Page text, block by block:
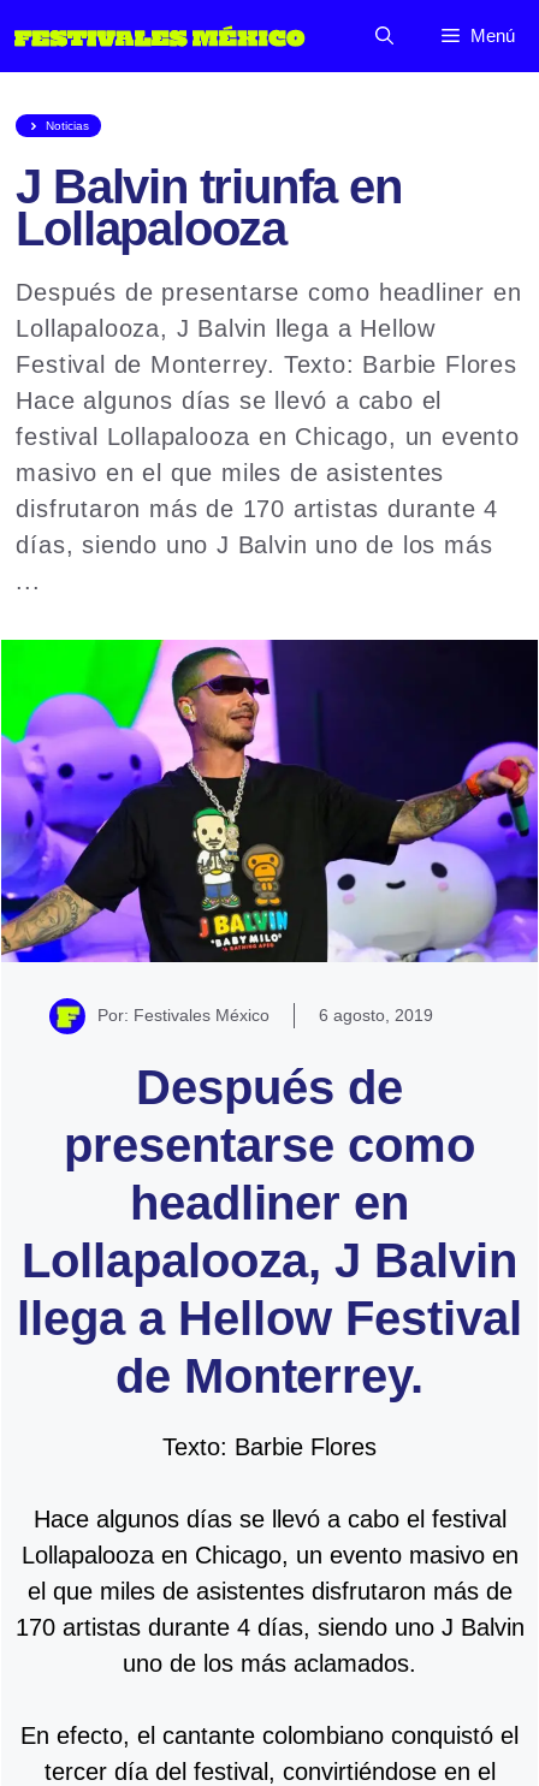
al
Menú
Noticias
J Balvin triunfa en
Lollapalooza
Después de presentarse como headliner en
Lollapalooza, J Balvin llega a Hellow
Festival de Monterrey. Texto: Barbie Flores
Hace algunos días se llevó a cabo el
festival Lollapalooza en Chicago, un evento
masivo en el que miles de asistentes
disfrutaron más de 170 artistas durante 4
días, siendo uno J Balvin uno de los más
...
Por: Festivales México 6 agosto, 2019
Después de
presentarse como
headliner en
Lollapalooza, J Balvin
llega a Hellow Festival
de Monterrey.
Texto: Barbie Flores
Hace algunos días se llevó a cabo el festival
Lollapalooza en Chicago, un evento masivo en
el que miles de asistentes disfrutaron más de
170 artistas durante 4 días, siendo uno J Balvin
uno de los más aclamados.
En efecto, el cantante colombiano conquistó el
tercer día del festival, convirtiéndose en el